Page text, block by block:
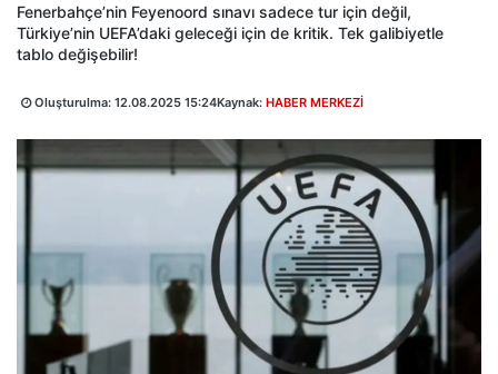
Fenerbahçe’nin Feyenoord sınavı sadece tur için değil,
Türkiye’nin UEFA’daki geleceği için de kritik. Tek galibiyetle
tablo değişebilir!
Oluşturulma: 12.08.2025 15:24Kaynak: HABER MERKEZİ